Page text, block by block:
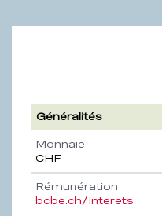
Généralités
Monnaie
CHF
Rémunération
bcbe.ch/interets